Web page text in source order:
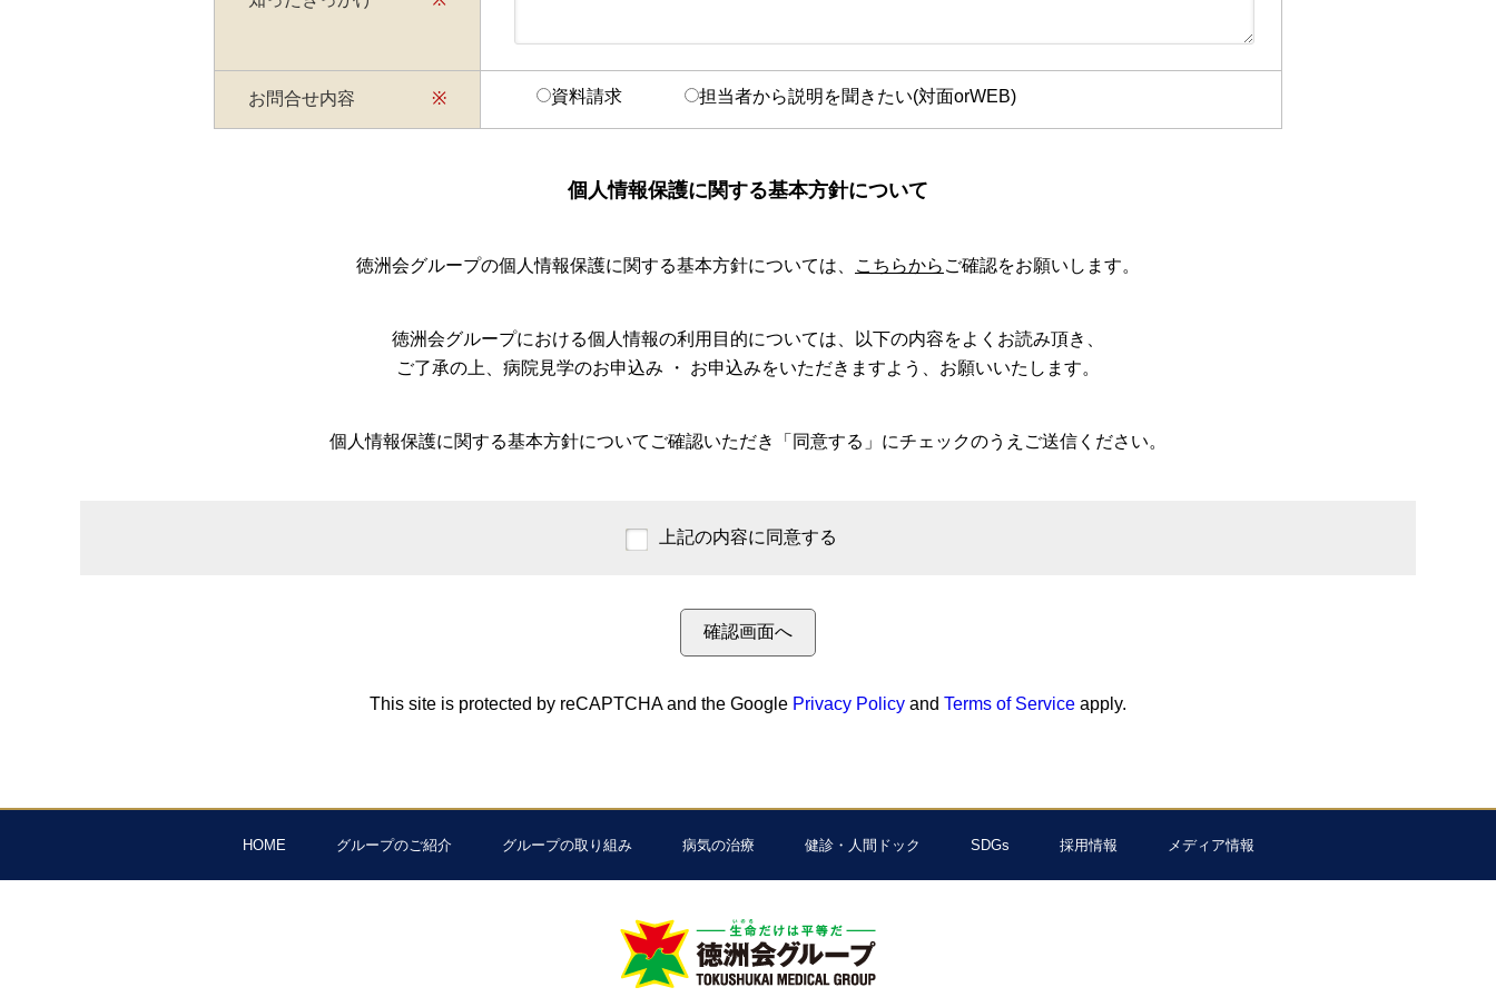
お問合せ内容 ※ 資料請求 担当者から説明を聞きたい(対面orWEB)
個人情報保護に関する基本方針について
徳洲会グループの個人情報保護に関する基本方針については、 こちらから ご確認をお願いします。
徳洲会グループにおける個人情報の利用目的については、以下の内容をよくお読み頂き、
ご了承の上、病院見学のお申込み ・ お申込みをいただきますよう、お願いいたします。
個人情報保護に関する基本方針についてご確認いただき「同意する」にチェックのうえご送信ください。
上記の内容に同意する
This site is protected by reCAPTCHA and the Google Privacy Policy and Terms of Service apply.
HOME グループのご紹介 グループの取り組み 病気の治療 健診・人間ドック SDGs 採用情報 メディア情報